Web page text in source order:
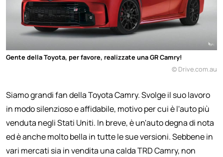
Gente della Toyota, per favore, realizzate una GR Camry!
© Drive.com.au
Siamo grandi fan della Toyota Camry. Svolge il suo lavoro
in modo silenzioso e affidabile, motivo per cui è l'auto più
venduta negli Stati Uniti. In breve, è un'auto degna di nota
ed è anche molto bella in tutte le sue versioni. Sebbene in
vari mercati sia in vendita una calda TRD Camry, non